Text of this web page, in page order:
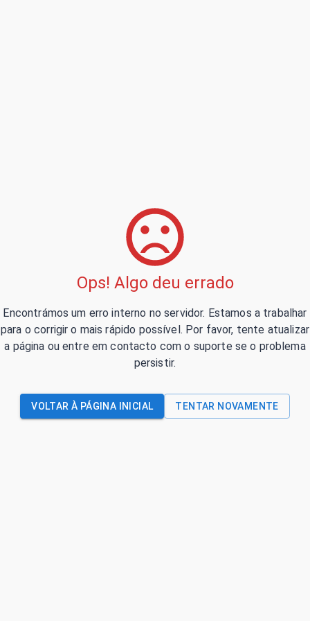
Ops! Algo deu errado
Encontrámos um erro interno no servidor. Estamos a trabalhar
para o corrigir o mais rápido possível. Por favor, tente atualizar
a página ou entre em contacto com o suporte se o problema
persistir.
VOLTAR À PÁGINA INICIAL TENTAR NOVAMENTE